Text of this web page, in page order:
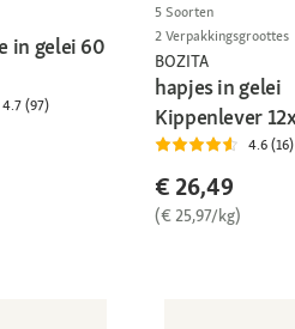
in gelei 60
4.7 (97)
5 Soorten
2 Verpakkingsgroottes
BOZITA
hapjes in gelei
Kippenlever
4.6 (16)
€ 26,49
(€ 25,97/kg)